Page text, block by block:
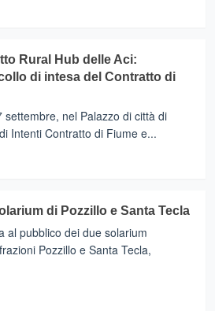
Rural Hub delle Aci:
di intesa del Contratto di
settembre, nel Palazzo di città di
Intenti Contratto di Fiume e...
di Pozzillo e Santa Tecla
al pubblico dei due solarium
Pozzillo e Santa Tecla,